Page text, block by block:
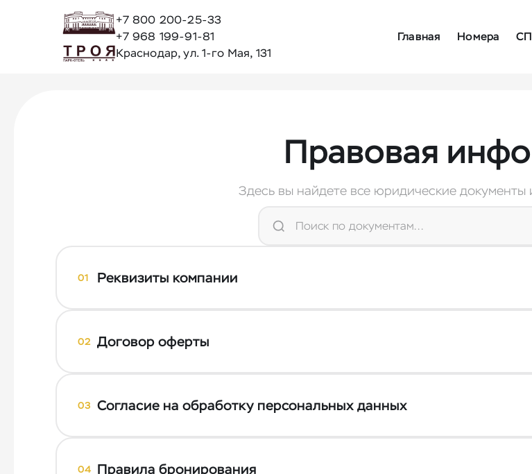
+7 800 200-25-33
+7 968 199-91-81
Краснодар,ул. 1-го Мая, 131
Главная Номера
Правовая
Здесь вы найдете все юридические
01 Реквизиты компании
02 Договор оферты
03 Согласие на обработку персональных данных
04 Правила бронирования